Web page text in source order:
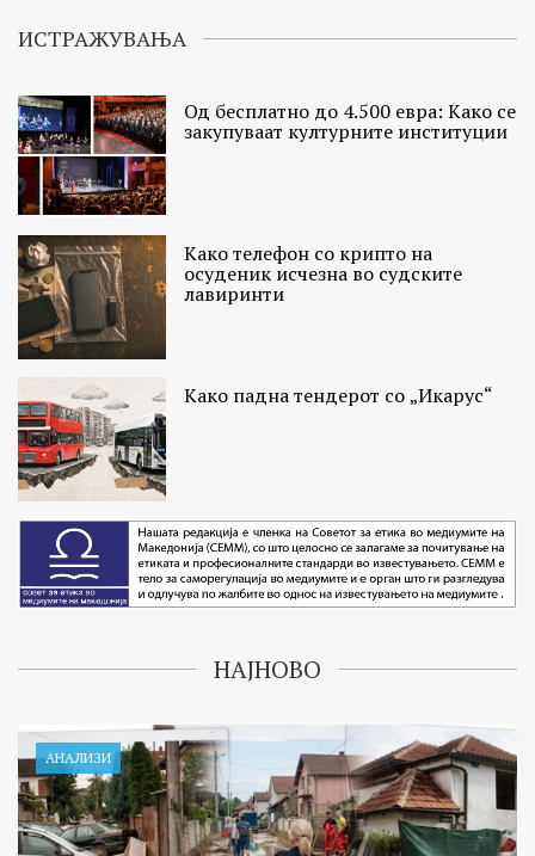
ИСТРАЖУВАЊА
Од бесплатно до 4.500 евра: Како се
закупуваат културните институции
Како телефон со крипто на
осуденик исчезна во судските
лавиринти
Како падна тендерот со „Икарус“
НАЈНОВО
АНАЛИЗИ